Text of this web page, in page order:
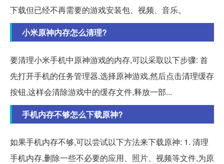
下载但已经不再需要的游戏安装包、视频、音乐。
小米原神内存怎么清理?
要清理小米手机中原神游戏的内存,可以采取以下步骤: 首
先打开手机的任务管理器,选择原神游戏,然后点击清理缓存
按钮,这样会清除游戏中的缓存文件,释放一部...
手机内存不够怎么下载原神?
如果手机内存不够,可以尝试以下方法来下载原神: 1. 清理
手机内存,删除一些不必要的应用、照片、视频等文件,为原